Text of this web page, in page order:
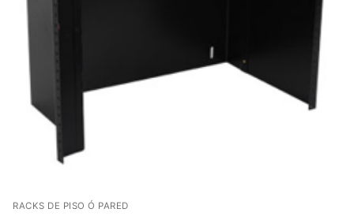
RACKS DE PISO Ó PARED